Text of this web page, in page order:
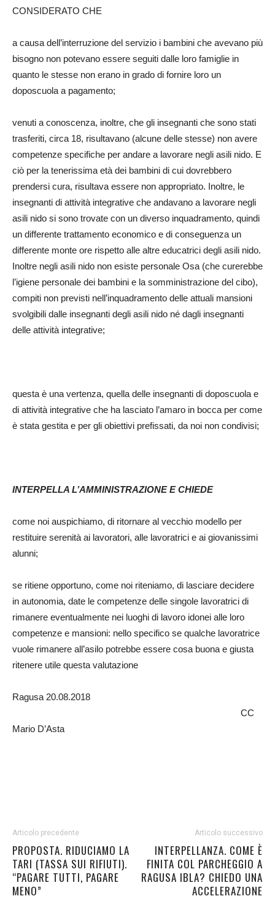
CONSIDERATO CHE
a causa dell’interruzione del servizio i bambini che avevano più
bisogno non potevano essere seguiti dalle loro famiglie in
quanto le stesse non erano in grado di fornire loro un
doposcuola a pagamento;
venuti a conoscenza, inoltre, che gli insegnanti che sono stati
trasferiti, circa 18, risultavano (alcune delle stesse) non avere
competenze specifiche per andare a lavorare negli asili nido. E
ciò per la tenerissima età dei bambini di cui dovrebbero
prendersi cura, risultava essere non appropriato. Inoltre, le
insegnanti di attività integrative che andavano a lavorare negli
asili nido si sono trovate con un diverso inquadramento, quindi
un differente trattamento economico e di conseguenza un
differente monte ore rispetto alle altre educatrici degli asili nido.
Inoltre negli asili nido non esiste personale Osa (che curerebbe
l’igiene personale dei bambini e la somministrazione del cibo),
compiti non previsti nell’inquadramento delle attuali mansioni
svolgibili dalle insegnanti degli asili nido né dagli insegnanti
delle attività integrative;
questa è una vertenza, quella delle insegnanti di doposcuola e
di attività integrative che ha lasciato l’amaro in bocca per come
è stata gestita e per gli obiettivi prefissati, da noi non condivisi;
INTERPELLA L’AMMINISTRAZIONE E CHIEDE
come noi auspichiamo, di ritornare al vecchio modello per
restituire serenità ai lavoratori, alle lavoratrici e ai giovanissimi
alunni;
se ritiene opportuno, come noi riteniamo, di lasciare decidere
in autonomia, date le competenze delle singole lavoratrici di
rimanere eventualmente nei luoghi di lavoro idonei alle loro
competenze e mansioni: nello specifico se qualche lavoratrice
vuole rimanere all’asilo potrebbe essere cosa buona e giusta
ritenere utile questa valutazione
Ragusa 20.08.2018
CC
Mario D’Asta
Articolo precedente
PROPOSTA. RIDUCIAMO LA
TARI (TASSA SUI RIFIUTI).
“PAGARE TUTTI, PAGARE
MENO”
Articolo successivo
INTERPELLANZA. COME È
FINITA COL PARCHEGGIO A
RAGUSA IBLA? CHIEDO UNA
ACCELERAZIONE